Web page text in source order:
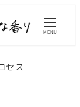
MENU
セス